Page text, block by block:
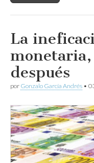
La
después
por Gonzalo García Andrés •